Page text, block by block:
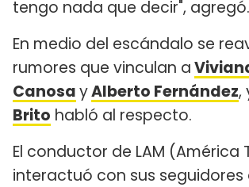
tengo nada que decir", agregó.
En medio del escándalo se
rumores que vinculan a
CanosayAlberto Fernández,
Brito habló al respecto.
El conductor de LAM (América
interactuó con sus seguidores